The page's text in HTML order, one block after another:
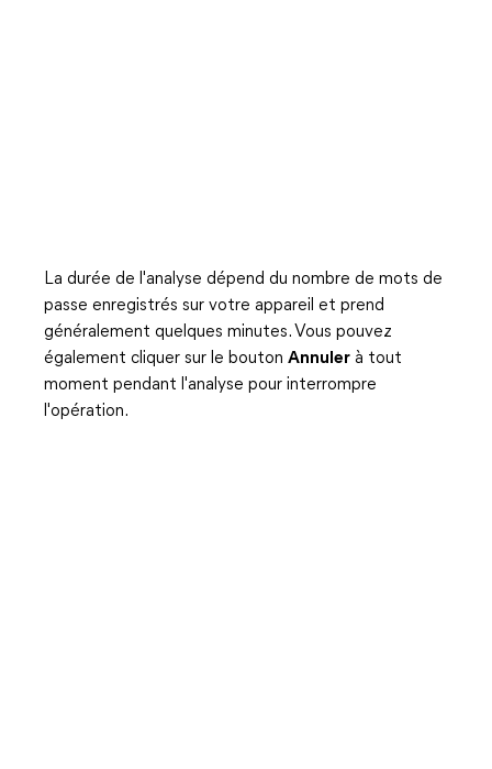
La durée de l'analyse dépend du nombre de mots de
passe enregistrés sur votre appareil et prend
généralement quelques minutes. Vous pouvez
également cliquer sur le bouton Annuler à tout
moment pendant l'analyse pour interrompre
l'opération.